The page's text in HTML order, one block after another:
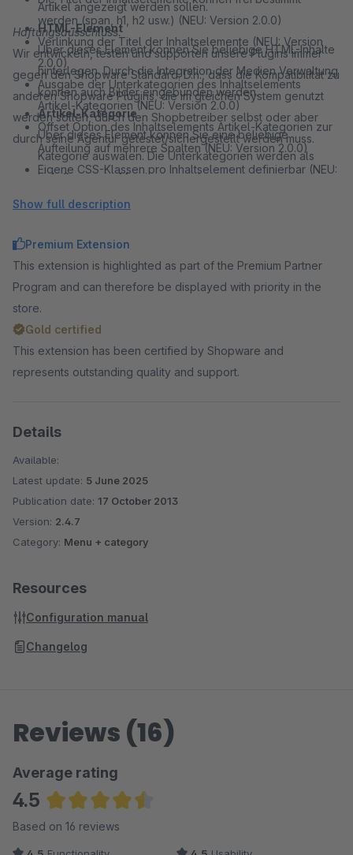
werden (span, h1, h2 usw.) (NEU: Version 2.0.0)
Verlinkung der Titel der Inhaltselemente (NEU: Version
2.0.0)
Ausgabe der Unterkategorien des Inhaltselements
Artikel-Kategorien (NEU: Version 2.0.0)
Offset Option des Inhaltselements Artikel-Kategorien zur
Aufteilung auf mehrere Spalten (NEU: Version 2.0.0)
Eigene CSS-Klassen pro Inhaltselement definierbar (NEU:
Artikel angezeigt werden sollen.
HTML-Element
Über dieses Element können Sie beliebige HTML-Inhalte
hinterlegen. Durch die Integration der Medien Verwaltung
können auch Bilder eingebunden werden.
Artikel-Kategorie
Über dieses Element können Sie eine beliebige
Kategorie auswälen. Die Unterkategorien werden als
Link-Gruppe im Menü ausgegeben.
Link-Gruppe
vieler Links, die im Menü anschließend als Liste
ausgegeben werden.
Banner
Über dieses Element können Sie bequem Bilder als
Banner hinterlegen, die entsprechend im Menü angezeigt
werden.
Haftungsausschluss:
Wir entwickeln, testen und supporten unsere Plugins immer
gegen den Shopware Standard. D.h., dass die Kompatibilität zu
anderen Shopware Plugins, die im gleichen System genutzt
werden sollen, durch den Shopbetreiber selbst oder aber
durch seine Agentur getestet/sichergestellt werden muss.
Show full description
Premium Extension
This extension is highlighted as part of the Premium Partner
Program and can therefore be displayed with priority in the
store.
Gold certified
This extension has been certified by Shopware and
represents outstanding quality and support.
Details
Available:
Latest update: 5 June 2025
Publication date: 17 October 2013
Version: 2.4.7
Category: Menu + category
Resources
Configuration manual
Changelog
Reviews (16)
Average rating
4.5
Average rating of 4.53 out of 5 stars
Based on 16 reviews